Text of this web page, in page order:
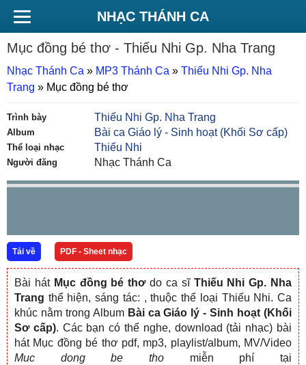
NHẠC THÁNH CA
Mục đồng bé thơ - Thiếu Nhi Gp. Nha Trang
Nhạc Thánh Ca » MP3 Thánh Ca » Thiếu Nhi Gp. Nha
Trang » Mục đồng bé thơ
Trình bày Thiếu Nhi Gp. Nha Trang
Album Bài ca Giáo lý - Sinh hoạt (Khối Sơ cấp)
Thể loại nhạc Thiếu Nhi
Người đăng Nhạc Thánh Ca
Tải về PDF - Sheet nhạc
Bài hát Mục đồng bé thơdo ca sĩ Thiếu Nhi Gp. Nha
Trang thể hiện, sáng tác: , thuộc thể loại Thiếu Nhi. Ca
khúc nằm trong Album Bài ca Giáo lý - Sinh hoạt (Khối
Sơ cấp). Các bạn có thể nghe, download (tải nhạc) bài
hát Mục đồng bé thơ pdf, mp3, playlist/album, MV/Video
Muc dong be tho miễn phí tại